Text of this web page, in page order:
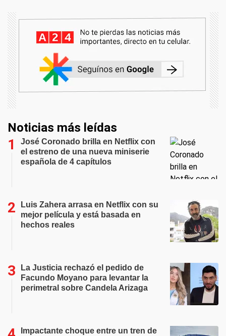
Noticias más leídas
José Coronado brilla en Netflix con
el estreno de una nueva miniserie
española de 4 capítulos
Luis Zahera arrasa en Netflix con su
mejor película y está basada en
hechos reales
La Justicia rechazó el pedido de
Facundo Moyano para levantar la
perimetral sobre Candela Arizaga
Impactante choque entre un tren de